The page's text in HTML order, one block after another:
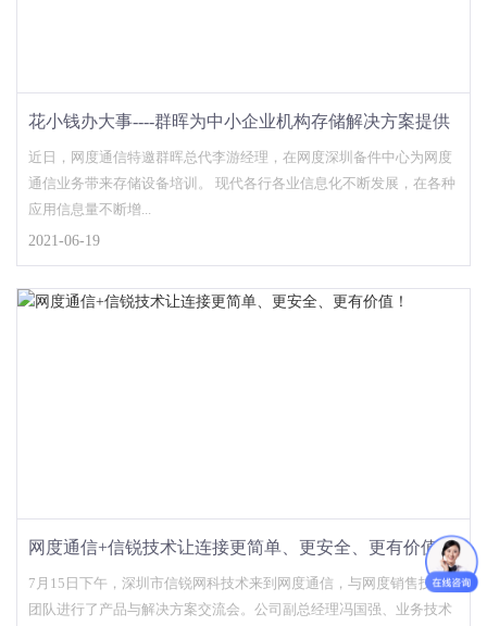
花小钱办大事----群晖为中小企业机构存储解决方案提供
更多选择
近日，网度通信特邀群晖总代李游经理，在网度深圳备件中心为网度
通信业务带来存储设备培训。 现代各行各业信息化不断发展，在各种
应用信息量不断增...
2021-06-19
网度通信+信锐技术让连接更简单、更安全、更有价值！
7月15日下午，深圳市信锐网科技术来到网度通信，与网度销售技术
团队进行了产品与解决方案交流会。公司副总经理冯国强、业务技术